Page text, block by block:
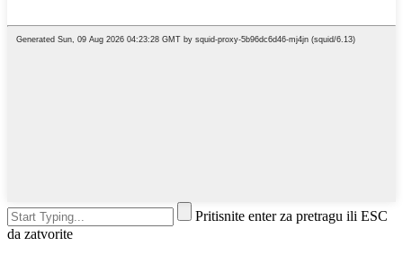
Pritisnite enter za pretragu ili ESC
da zatvorite